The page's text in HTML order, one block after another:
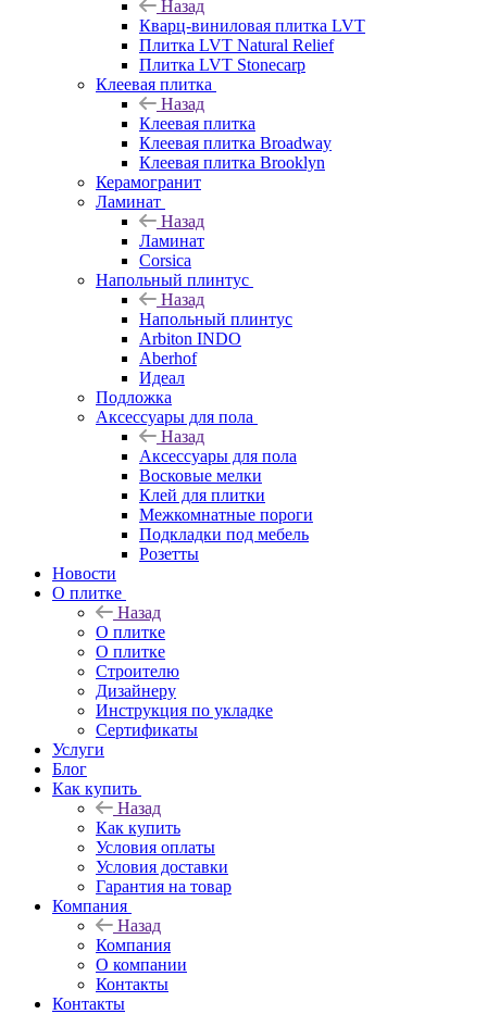
Назад
Кварц-виниловая плитка LVT
Плитка LVT Natural Relief
Плитка LVT Stonecarp
Клеевая плитка
Назад
Клеевая плитка
Клеевая плитка Broadway
Клеевая плитка Brooklyn
Керамогранит
Ламинат
Назад
Ламинат
Corsica
Напольный плинтус
Назад
Напольный плинтус
Arbiton INDO
Aberhof
Идеал
Подложка
Аксессуары для пола
Назад
Аксессуары для пола
Восковые мелки
Клей для плитки
Межкомнатные пороги
Подкладки под мебель
Розетты
Новости
О плитке
Назад
О плитке
О плитке
Строителю
Дизайнеру
Инструкция по укладке
Сертификаты
Услуги
Блог
Как купить
Назад
Как купить
Условия оплаты
Условия доставки
Гарантия на товар
Компания
Назад
Компания
О компании
Контакты
Контакты